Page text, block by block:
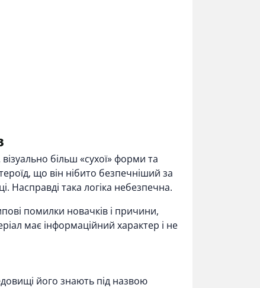
більш «сухої» форми та
що він нібито безпечніший за
Насправді така логіка небезпечна.
помилки новачків і причини,
має інформаційний характер і не
його знають під назвою